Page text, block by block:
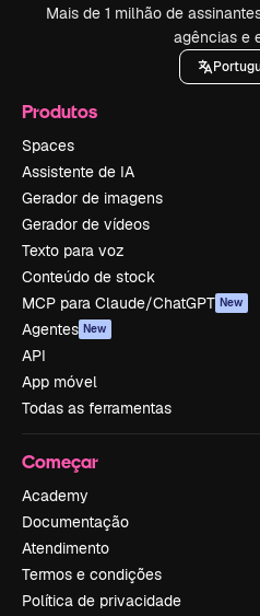
Mais de 1 milhão de
agências e
Produtos
Spaces
Assistente de IA
Gerador de imagens
Gerador de vídeos
Texto para voz
Conteúdo de stock
MCP para Claude/ChatGPT New
Agentes New
API
App móvel
Todas as ferramentas
Começar
Academy
Documentação
Atendimento
Termos e condições
Política de privacidade